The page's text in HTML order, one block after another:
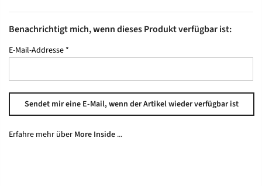
Benachrichtigt mich, wenn dieses Produkt verfügbar ist:
E-Mail-Addresse *
Erfahre mehr über More Inside ...